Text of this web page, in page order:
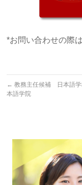
*お問い合わせの際
← 教務主任候補 日本語
本語学院